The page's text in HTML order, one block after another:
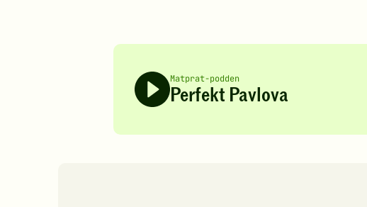
Matprat-podden
Perfekt Pavlova